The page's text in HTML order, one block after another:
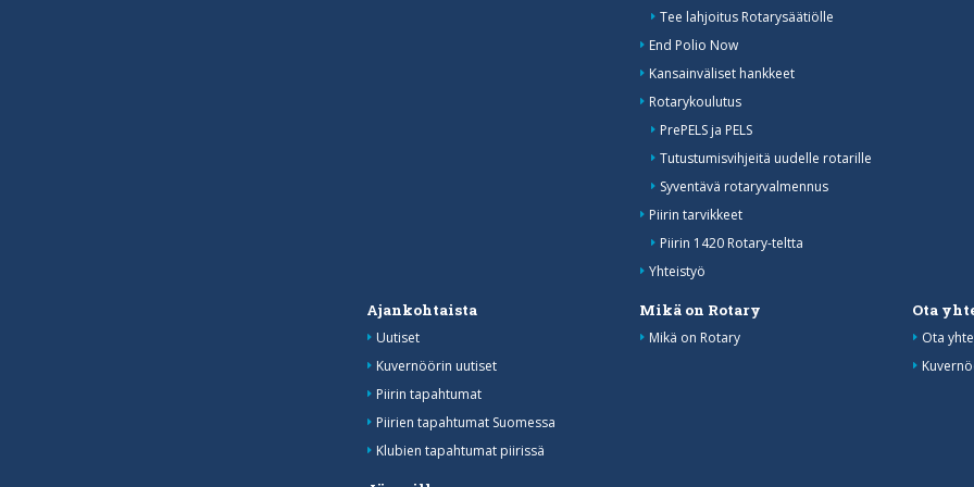
Tee lahjoitus Rotarysäätiölle
End Polio Now
Kansainväliset hankkeet
Rotarykoulutus
PrePELS ja PELS
Tutustumisvihjeitä uudelle rotarille
Syventävä rotaryvalmennus
Piirin tarvikkeet
Piirin 1420 Rotary-teltta
Yhteistyö
Ajankohtaista
Uutiset
Kuvernöörin uutiset
Piirin tapahtumat
Piirien tapahtumat Suomessa
Klubien tapahtumat piirissä
Mikä on Rotary
Mikä on Rotary
Ota
Ota